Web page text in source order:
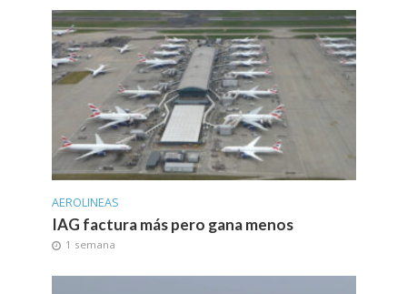
AEROLINEAS
IAG factura más pero gana menos
1 semana